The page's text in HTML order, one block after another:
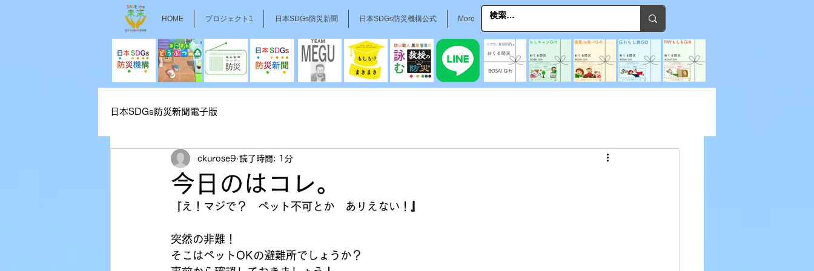
HOME プロジェクト1 日本SDGs防災新聞 日本SDGs防災機構公式 More
日本SDGs防災新聞電子版
今日のはコレ。
ckurose9 読了時間: 1分
『え！マジで？　ペット不可とか　ありえない！
突然の非難！
そこはペットOKの避難所でしょうか？